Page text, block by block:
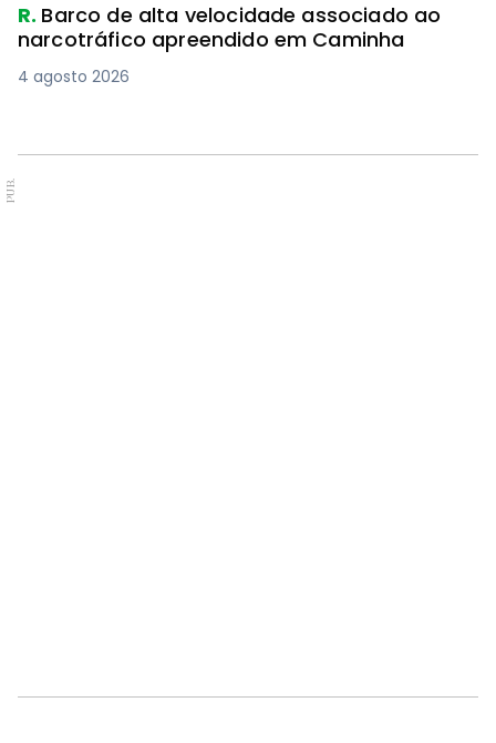
R. Barco de alta velocidade associado ao
narcotráfico apreendido em Caminha
4 agosto 2026
PUB.